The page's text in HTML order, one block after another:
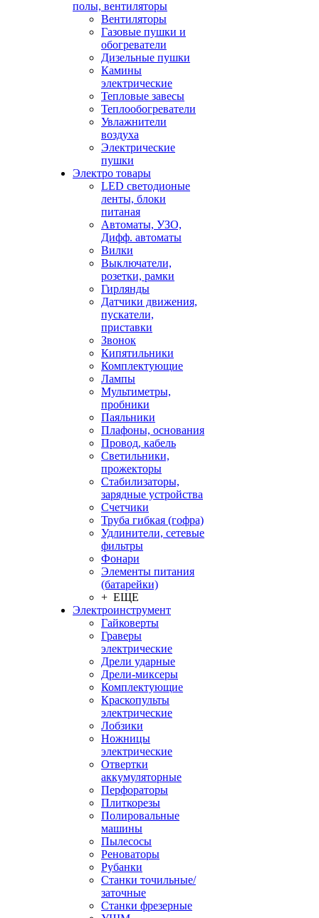
полы, вентиляторы
Вентиляторы
Газовые пушки и
обогреватели
Дизельные пушки
Камины
электрические
Тепловые завесы
Теплообогреватели
Увлажнители
воздуха
Электрические
пушки
Электро товары
LED светодионые
ленты, блоки
питаная
Автоматы, УЗО,
Дифф. автоматы
Вилки
Выключатели,
розетки, рамки
Гирлянды
Датчики движения,
пускатели,
приставки
Звонок
Кипятильники
Комплектующие
Лампы
Мультиметры,
пробники
Паяльники
Плафоны, основания
Провод, кабель
Светильники,
прожекторы
Стабилизаторы,
зарядные устройства
Счетчики
Труба гибкая (гофра)
Удлинители, сетевые
фильтры
Фонари
Элементы питания
(батарейки)
+ ЕЩЕ
Электроинструмент
Гайковерты
Граверы
электрические
Дрели ударные
Дрели-миксеры
Комплектующие
Краскопульты
электрические
Лобзики
Ножницы
электрические
Отвертки
аккумуляторные
Перфораторы
Плиткорезы
Полировальные
машины
Пылесосы
Реноваторы
Рубанки
Станки точильные/
заточные
Станки фрезерные